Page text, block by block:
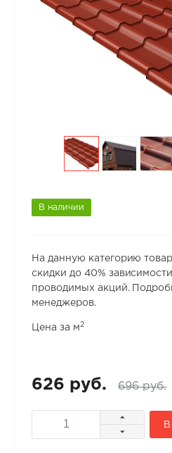
В наличии
На данную категорию
скидки до 40%
проводимых акций.
менеджеров.
Цена за м2
626 руб. 696 руб.
В